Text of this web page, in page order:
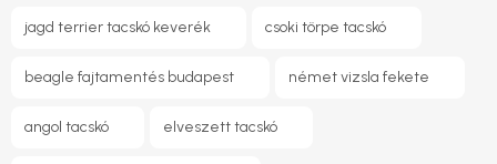
jagd terrier tacskó keverék csoki törpe tacskó
beagle fajtamentés budapest német vizsla fekete
angol tacskó elveszett tacskó